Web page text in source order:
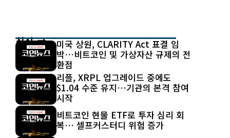
최신 글
미국 상원, CLARITY Act 표결 임
박…비트코인 및 가상자산 규제의 전
환점
리플, XRPL 업그레이드 중에도
$1.04 수준 유지…기관의 본격 참여
시작
비트코인 현물 ETF로 투자 심리 회
복… 셀프커스터디 위험 증가